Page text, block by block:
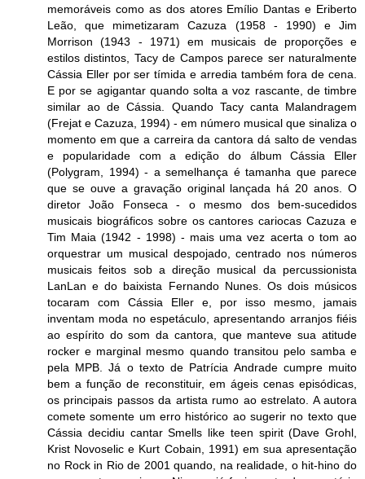
memoráveis como as dos atores Emílio Dantas e Eriberto
Leão, que mimetizaram Cazuza (1958 - 1990) e Jim
Morrison (1943 - 1971) em musicais de proporções e
estilos distintos, Tacy de Campos parece ser naturalmente
Cássia Eller por ser tímida e arredia também fora de cena.
E por se agigantar quando solta a voz rascante, de timbre
similar ao de Cássia. Quando Tacy canta Malandragem
(Frejat e Cazuza, 1994) - em número musical que sinaliza o
momento em que a carreira da cantora dá salto de vendas
e popularidade com a edição do álbum Cássia Eller
(Polygram, 1994) - a semelhança é tamanha que parece
que se ouve a gravação original lançada há 20 anos. O
diretor João Fonseca - o mesmo dos bem-sucedidos
musicais biográficos sobre os cantores cariocas Cazuza e
Tim Maia (1942 - 1998) - mais uma vez acerta o tom ao
orquestrar um musical despojado, centrado nos números
musicais feitos sob a direção musical da percussionista
LanLan e do baixista Fernando Nunes. Os dois músicos
tocaram com Cássia Eller e, por isso mesmo, jamais
inventam moda no espetáculo, apresentando arranjos fiéis
ao espírito do som da cantora, que manteve sua atitude
rocker e marginal mesmo quando transitou pelo samba e
pela MPB. Já o texto de Patrícia Andrade cumpre muito
bem a função de reconstituir, em ágeis cenas episódicas,
os principais passos da artista rumo ao estrelato. A autora
comete somente um erro histórico ao sugerir no texto que
Cássia decidiu cantar Smells like teen spirit (Dave Grohl,
Krist Novoselic e Kurt Cobain, 1991) em sua apresentação
no Rock in Rio de 2001 quando, na realidade, o hit-hino do